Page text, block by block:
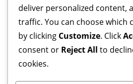
Il peso di un grip può influenzare
complessive e la facilità d’uso. I
realizzati con materiali come
leggere, possono migliorare la
grip più pesanti possono
deliver personalized content,
traffic. You can choose which
by clicking Customize. Click
consent or Reject All to
cookies.